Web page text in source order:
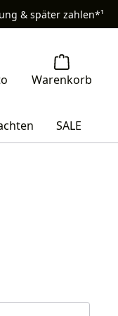
& später zahlen*¹
SALE